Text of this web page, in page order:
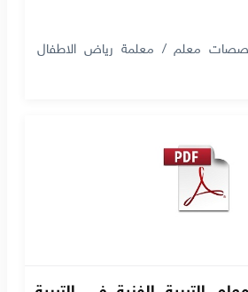
معلم / معلمة رياض الاطفال